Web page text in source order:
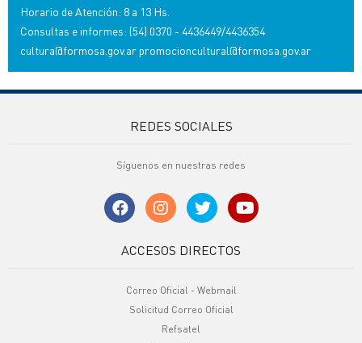
Horario de Atención: 8 a 13 Hs.
Consultas e informes: (54) 0370 - 4436449/4436354
cultura@formosa.gov.arpromocioncultural@formosa.gov.ar
REDES SOCIALES
Síguenos en nuestras redes
ACCESOS DIRECTOS
Correo Oficial - Webmail
Solicitud Correo Oficial
Refsatel